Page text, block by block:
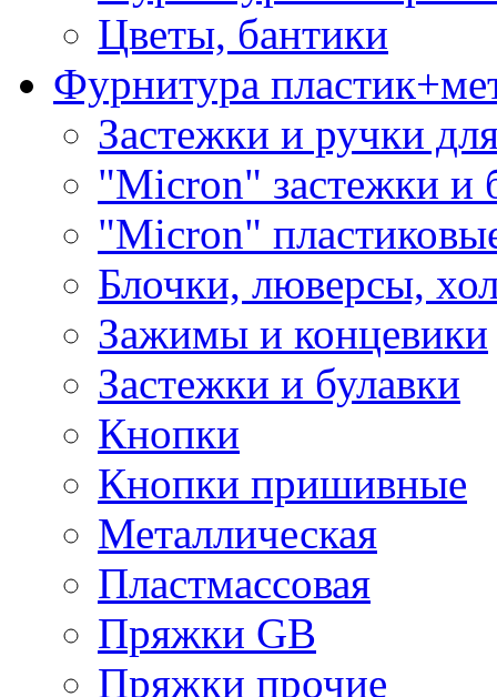
Цветы, бантики
Фурнитура
Застежки и ручки
"Micron" застежки и
"Micron"
Блочки, люверсы,
Зажимы и концевики
Застежки и булавки
Кнопки
Кнопки пришивные
Металлическая
Пластмассовая
Пряжки GB
Пряжки прочие